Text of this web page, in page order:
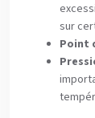
sur
Point